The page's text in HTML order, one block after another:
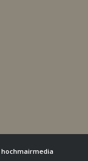
hochmairmedia